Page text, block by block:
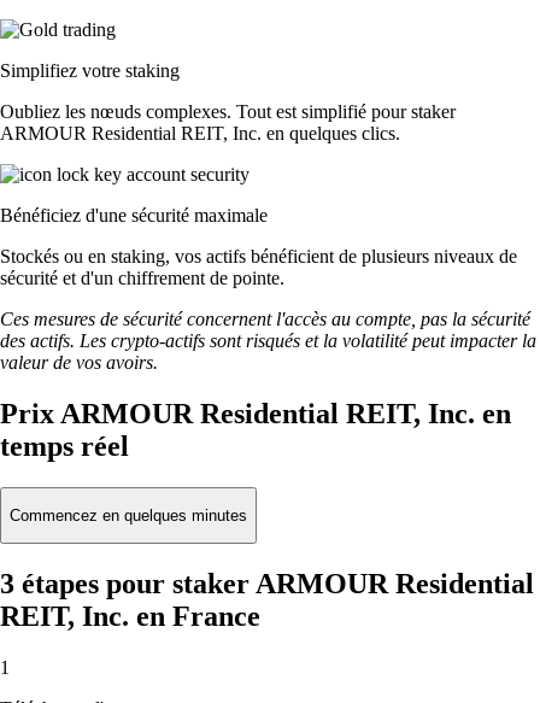
Simplifiez votre staking
Oubliez les nœuds complexes. Tout est simplifié pour staker
ARMOUR Residential REIT, Inc. en quelques clics.
Bénéficiez d'une sécurité maximale
Stockés ou en staking, vos actifs bénéficient de plusieurs niveaux de
sécurité et d'un chiffrement de pointe.
Ces mesures de sécurité concernent l'accès au compte, pas la sécurité
des actifs. Les crypto-actifs sont risqués et la volatilité peut impacter la
valeur de vos avoirs.
Prix ARMOUR Residential REIT, Inc. en
temps réel
Commencez en quelques minutes
3 étapes pour staker ARMOUR Residential
REIT, Inc. en France
1